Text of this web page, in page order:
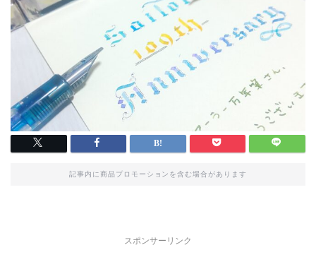
記事内に商品プロモーションを含む場合があります
スポンサーリンク